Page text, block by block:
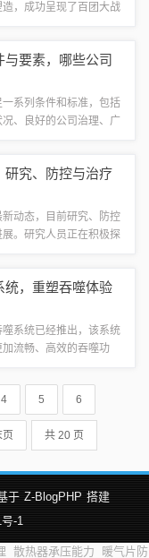
，成功呈现了百团大战
的残酷和人性的光...
要素，哪些公司
系列条件和标准，包括
、良好的公司治理、广
和现金流，具备较...
研究、防控与治疗
动态，目前研究、防控
。研究人员正在积极探
随着科研工作的深...
统，重塑吞噬体验
系统已经推出，该系统
流畅、高效的吞噬功
己的吞噬功能。该系统
能，以满足用户的各...
4 5 6
页 共 20 页
于 Z-BlogPHP 搭建
-1
散热器承压能力 暖气片防